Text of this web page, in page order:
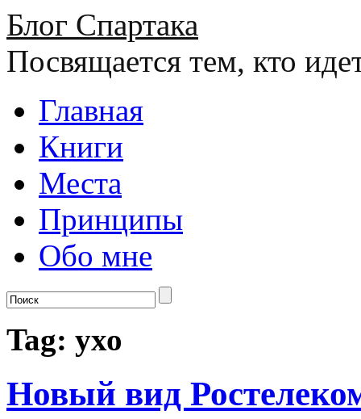
Блог Спартака
Посвящается тем, кто
Главная
Книги
Места
Принципы
Обо мне
Tag: ухо
Новый вид